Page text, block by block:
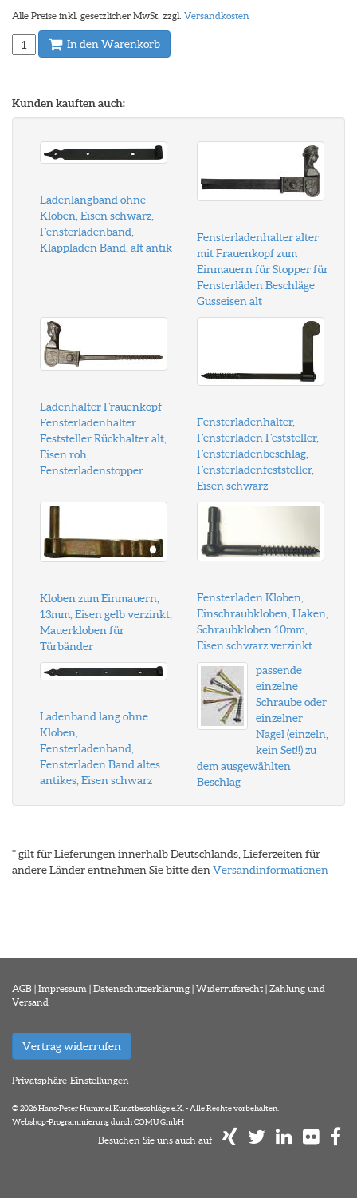
Alle Preise inkl. gesetzlicher MwSt. zzgl. Versandkosten
In den Warenkorb
Kunden kauften auch:
Ladenlangband ohne
Kloben, Eisen schwarz,
Fensterladenband,
Klappladen Band, alt antik
Fensterladenhalter alter
mit Frauenkopf zum
Einmauern für Stopper für
Fensterläden Beschläge
Gusseisen alt
Ladenhalter Frauenkopf
Fensterladenhalter
Feststeller Rückhalter alt,
Eisen roh,
Fensterladenstopper
Fensterladenhalter,
Fensterladen Feststeller,
Fensterladenbeschlag,
Fensterladenfeststeller,
Eisen schwarz
Kloben zum Einmauern,
13mm, Eisen gelb verzinkt,
Mauerkloben für
Türbänder
Fensterladen Kloben,
Einschraubkloben, Haken,
Schraubkloben 10mm,
Eisen schwarz verzinkt
Ladenband lang ohne
Kloben,
Fensterladenband,
Fensterladen Band altes
antikes, Eisen schwarz
passende
einzelne
Schraube oder
einzelner
Nagel (einzeln,
kein Set!!) zu
dem ausgewählten
Beschlag
* gilt für Lieferungen innerhalb Deutschlands, Lieferzeiten für
andere Länder entnehmen Sie bitte den Versandinformationen
AGB | Impressum | Datenschutzerklärung | Widerrufsrecht | Zahlung und
Versand
Vertrag widerrufen
Privatsphäre-Einstellungen
© 2026 Hans-Peter Hummel Kunstbeschläge e.K. - Alle Rechte vorbehalten.
Webshop-Programmierung durch COMU GmbH
Besuchen Sie uns auch auf